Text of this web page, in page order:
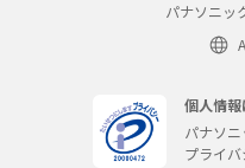
パナソニッ
個人情
パナソ
プライバ